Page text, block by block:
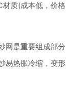
质(成本低，价
是重要组成部分
热胀冷缩，变